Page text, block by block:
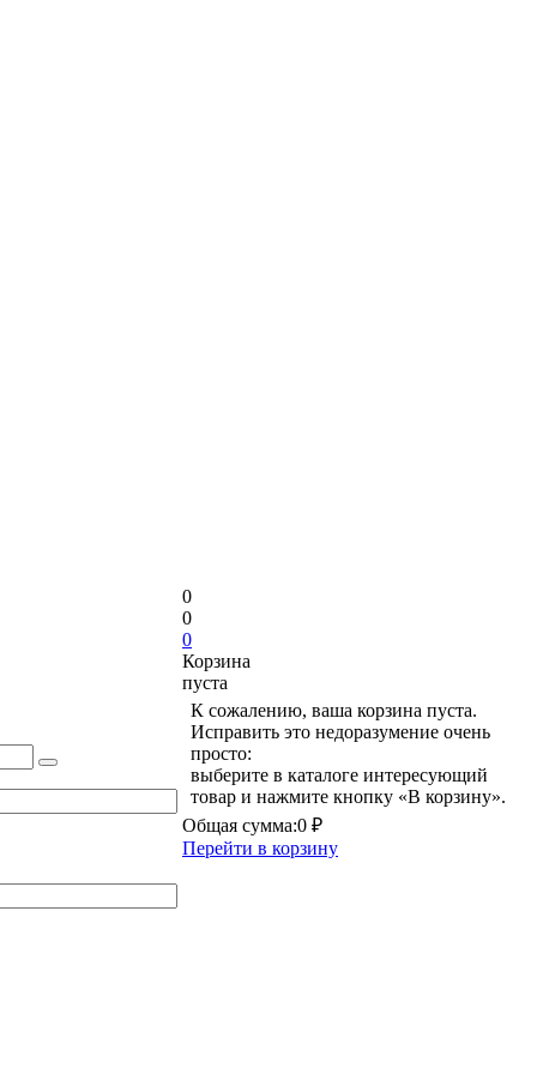
0
0
0
Корзина
пуста
К сожалению, ваша корзина пуста.
Исправить это недоразумение очень
просто:
выберите в каталоге интересующий
товар и нажмите кнопку «В корзину».
Общая сумма:0 ₽
Перейти в корзину